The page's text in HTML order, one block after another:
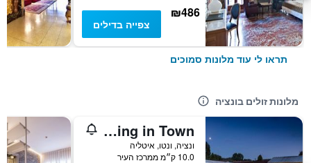
₪486
צפייה בדילים
תראו לי עוד מלונות סמוכים
מלונות זולים בונציה
hu Venezia Camping in Town
ונציה, ונטו, איטליה
10.0 ק״מ ממרכז העיר